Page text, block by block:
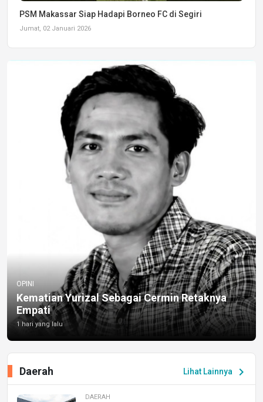
PSM Makassar Siap Hadapi Borneo FC di Segiri
Jumat, 02 Januari 2026
OPINI
Kematian Yurizal Sebagai Cermin Retaknya
Empati
1 hari yang lalu
Lihat Lainnya chevron_right
Daerah
DAERAH